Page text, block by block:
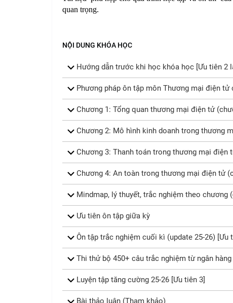
quan trọng.
NỘI DUNG KHÓA HỌC
Hướng dẫn trước khi học khóa học [Ưu tiên 2
Phương pháp ôn tập môn Thương mại điện tử
Chương 1: Tổng quan thương mại điện tử
Chương 2: Mô hình kinh doanh trong thương
Chương 3: Thanh toán trong thương mại điện
Chương 4: An toàn trong thương mại điện tử
Mindmap, lý thuyết, trắc nghiệm theo chương
Ưu tiên ôn tập giữa kỳ
Ôn tập trắc nghiệm cuối kì (update 25-26) [Ưu
Thi thử bộ 450+ câu trắc nghiệm từ ngân
Luyện tập tăng cường 25-26 [Ưu tiên 3]
Bài thảo luận (Tham khảo)